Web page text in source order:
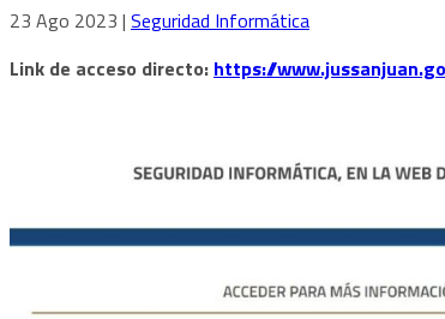
23 Ago 2023 | Seguridad Informática
Link de acceso directo: https://